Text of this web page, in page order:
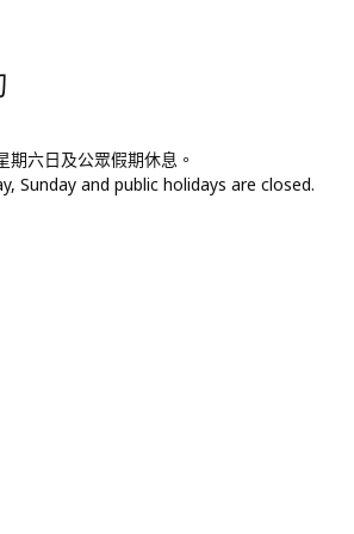
六日及公眾假期休息。
Sunday and public holidays are closed.